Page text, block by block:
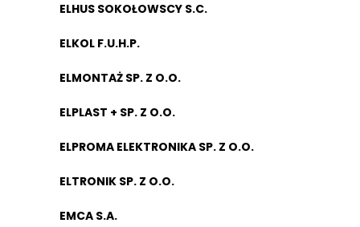
ELHUS SOKOŁOWSCY S.C.
ELKOL F.U.H.P.
ELMONTAŻ SP. Z O.O.
ELPLAST + SP. Z O.O.
ELPROMA ELEKTRONIKA SP. Z O.O.
ELTRONIK SP. Z O.O.
EMCA S.A.